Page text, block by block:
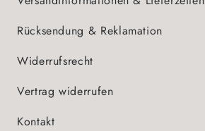
Rücksendung & Reklamation
Widerrufsrecht
Vertrag widerrufen
Kontakt